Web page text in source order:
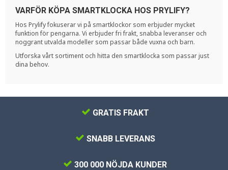
VARFÖR KÖPA SMARTKLOCKA HOS PRYLIFY?
Hos Prylify fokuserar vi på smartklockor som erbjuder mycket
funktion för pengarna. Vi erbjuder fri frakt, snabba leveranser och
noggrant utvalda modeller som passar både vuxna och barn.
Utforska vårt sortiment och hitta den smartklocka som passar just
dina behov.
GRATIS FRAKT
SNABB LEVERANS
300 000 NÖJDA KUNDER